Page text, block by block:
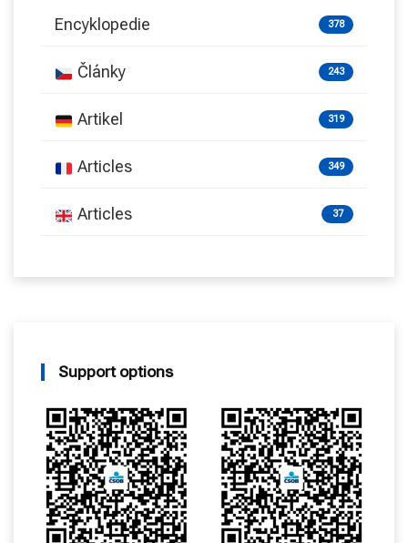
Encyklopedie 378
Články 243
Artikel 319
Articles 349
Articles 37
Support options